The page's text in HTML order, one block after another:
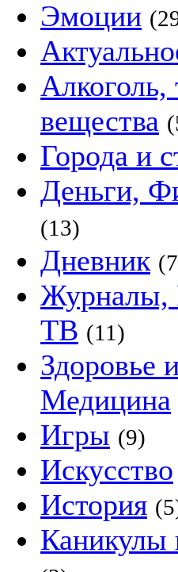
Эмоции
Алкоголь,
вещества
Города и
Деньги,
(13)
Дневник
Журналы,
ТВ (11)
Здоровье
Медицина
Игры (9)
Искусство
История
Каникулы